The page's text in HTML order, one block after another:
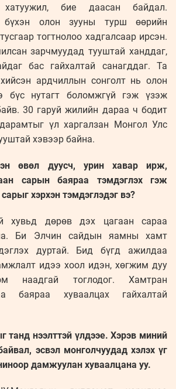
бие даасан байдал.
бүхэн олон зууны турш өөрийн
тогтнолоо хадгалсаар ирсэн.
зарчмуудад тууштай ханддаг,
бас гайхалтай санагддаг. Та
ардчиллын сонголт нь олон
бүс нутагт боломжгүй гэж үзэж
30 гаруй жилийн дараа ч бодит
үл харгалзан Монгол Улс
хэвээр байна.
өвөл дуусч, урин хавар ирж,
сарын баяраа тэмдэглэх гэж
хэрхэн тэмдэглэдэг вэ?
хувьд дөрөв дэх цагаан сараа
Би Элчин сайдын яамны хамт
дуртай. Бид бүгд ажилдаа
идээ хоол идэн, хөгжим дуу
наадгай тоглодог. Хамтран
баяраа хуваалцах гайхалтай
танд нээлттэй үлдээе. Хэрэв миний
эсвэл монголчуудад хэлэх үг
дамжуулан хуваалцана уу.